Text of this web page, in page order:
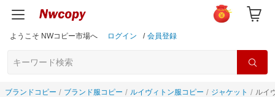
ようこそ NWコピー市場へ ログイン / 会員登録
ブランドコピー ブランド服コピー ルイヴィトン服コピー ジャケット ルイ